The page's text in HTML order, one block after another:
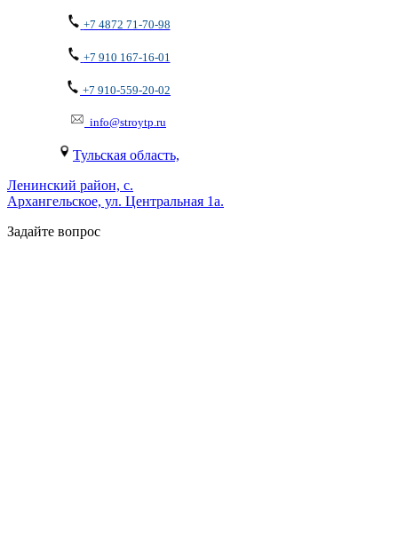
+7 4872 71-70-98
+7 910 167-16-01
+7 910-559-20-02
info@stroytp.ru
Тульская область,
Ленинский район, с.
Архангельское, ул. Центральная 1а.
Задайте вопрос